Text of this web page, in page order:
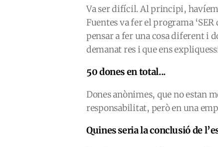
Va ser difícil. Al principi,
Fuentes va fer el programa
pensar a fer una cosa diferent i
demanat res i que ens
50 dones en total...
Dones anònimes, que no estan
responsabilitat, però en una
Quines seria la conclusió de